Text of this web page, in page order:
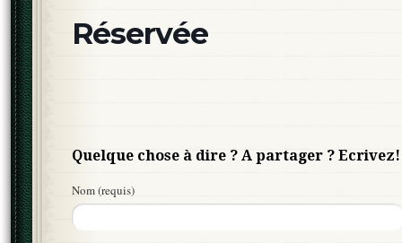
Réservée
Quelque chose à dire ? A partager ? Ecrivez!
Nom (requis)